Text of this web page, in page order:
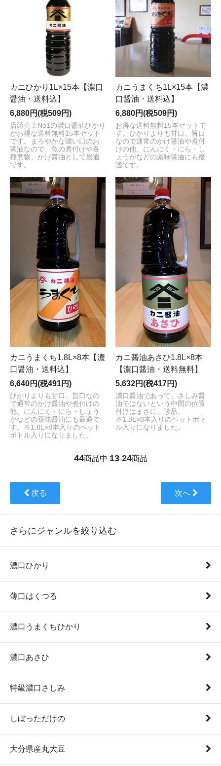
カニひかり1L×15本【濃口
醤油・送料込】
6,880円(税509円)
店頭売上No1の濃口醤油ひかり
がお得な送料無料15本セット
です。まろやかな濃い口のお
醤油なので、魚の煮付けや各
種煮物、かけ醤油として最適
です。
カニうまくち1L×15本【濃
口醤油・送料込】
6,880円(税509円)
お得な送料無料15本セットで
す。ひかりよりも甘口、旨口
なので通常のかけ醤油や煮付
けの他、にんにく・にら・し
ょうがなどの薬味醤油にも最
適です。
カニうまくち1.8L×8本【濃
口醤油・送料込】
6,640円(税491円)
ひかりよりも甘口、旨口なの
で通常のかけ醤油や煮付けの
他、にんにく・にら・しょう
がなどの薬味醤油にも最適で
す。※1.8L×8本入りのペット
ボトル入りになりました。
カニ醤油あさひ1.8L×8本
【濃口醤油・送料無料】
5,632円(税417円)
濃口醤油であって、さしみ醤
油ではないという中間の位置
付けはまさに、珍品。
※1.8L×8本入りのペットボト
ル入りになりました。
44商品中 13-24商品
戻る 次へ
さらにジャンルを絞り込む
濃口ひかり
薄口はくつる
濃口うまくちひかり
濃口あさひ
特級濃口さしみ
しぼっただけの
大分県産丸大豆